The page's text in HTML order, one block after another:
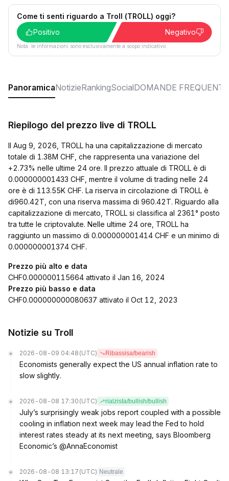
Come ti senti riguardo a Troll (TROLL) oggi?
Positivo
Negativo
Nota: le informazioni sono esclusivamente a scopo indicativo.
PanoramicaNotizieRankingSocialDOMANDE FREQUENTI
Riepilogo del prezzo live di TROLL
Il Aug 9, 2026, TROLL ha una capitalizzazione di mercato
totale di 1.38M CHF, che rappresenta una variazione del
+2.73% nelle ultime 24 ore. Il prezzo attuale di TROLL è di
0.000000001433 CHF, mentre il volume di trading nelle 24
ore è di 113.55K CHF. La riserva in circolazione di TROLL è
di960.42T, con una riserva massima di 960.42T. Riguardo alla
capitalizzazione di mercato, TROLL si classifica al 2361° posto
tra tutte le criptovalute. Nelle ultime 24 ore, TROLL ha
raggiunto un massimo di 0.000000001414 CHF e un minimo di
0.000000001374 CHF.
Prezzo più alto e data
CHF0.000000115664 attivato il Jan 16, 2024
Prezzo più basso e data
CHF0.000000000080637 attivato il Oct 12, 2023
Notizie su Troll
2026-08-09 04:48 (UTC) Ribassisa/bearish
Economists generally expect the US annual inflation rate to
slow slightly.
2026-08-08 17:30 (UTC) rialzista/bullish/bullish
July’s surprisingly weak jobs report coupled with a possible
cooling in inflation next week may lead the Fed to hold
interest rates steady at its next meeting, says Bloomberg
Economic’s @AnnaEconomist
2026-08-08 13:17 (UTC) Neutrale